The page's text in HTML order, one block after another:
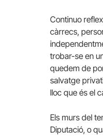
Continuo
càrrecs,
trobar-se en
quedem de
salvatge
lloc que és el
Els murs del
Diputació, o